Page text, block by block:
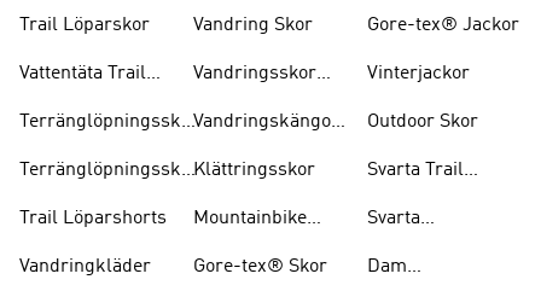
Trail Löparskor
Vattentäta Trail
Terränglöpningsskor
Terränglöpningsskor
Trail Löparshorts
Vandringkläder
Vandring Skor
Vandringsskor
Vandringskängor
Klättringsskor
Mountainbike
Gore-tex® Skor
Gore-tex® Jackor
Vinterjackor
Outdoor Skor
Svarta Trail
Svarta
Dam